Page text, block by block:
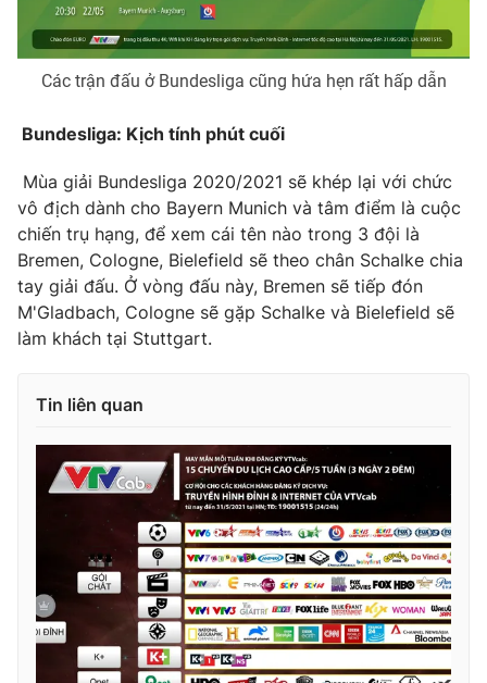
Các trận đấu ở Bundesliga cũng hứa hẹn rất hấp dẫn
Bundesliga: Kịch tính phút cuối
Mùa giải Bundesliga 2020/2021 sẽ khép lại với chức
vô địch dành cho Bayern Munich và tâm điểm là cuộc
chiến trụ hạng, để xem cái tên nào trong 3 đội là
Bremen, Cologne, Bielefield sẽ theo chân Schalke chia
tay giải đấu. Ở vòng đấu này, Bremen sẽ tiếp đón
M'Gladbach, Cologne sẽ gặp Schalke và Bielefield sẽ
làm khách tại Stuttgart.
Tin liên quan